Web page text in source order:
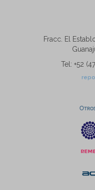
Fracc. El
Tel: +52